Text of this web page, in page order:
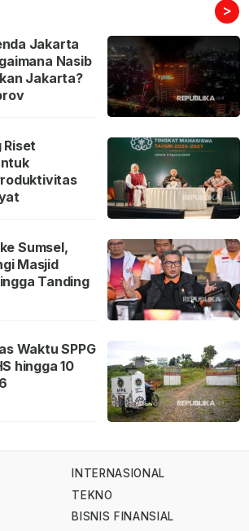
>
Jakarta
Nasib
Jakarta?
Riset
Sumsel,
Masjid
Tanding
Waktu SPPG
hingga 10
INTERNASIONAL
TEKNO
BISNIS FINANSIAL